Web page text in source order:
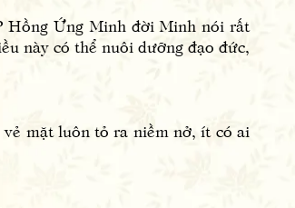
Ứng Minh đời Minh nói rất
này có thể nuôi dưỡng đạo đức,
mặt luôn tỏ ra niềm nở, ít có ai